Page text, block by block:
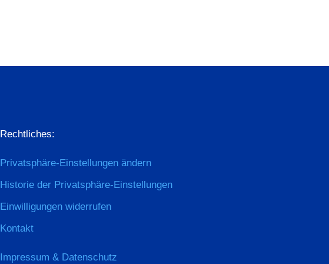
Rechtliches:
Privatsphäre-Einstellungen ändern
Historie der Privatsphäre-Einstellungen
Einwilligungen widerrufen
Kontakt
Impressum & Datenschutz